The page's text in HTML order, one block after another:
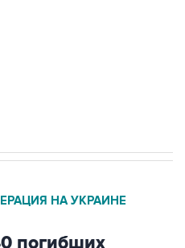
НА УКРАИНЕ
погибших